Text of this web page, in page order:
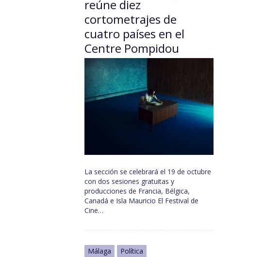
reúne diez
cortometrajes de
cuatro países en el
Centre Pompidou
La sección se celebrará el 19 de octubre
con dos sesiones gratuitas y
producciones de Francia, Bélgica,
Canadá e Isla Mauricio El Festival de
Cine…
Málaga Política